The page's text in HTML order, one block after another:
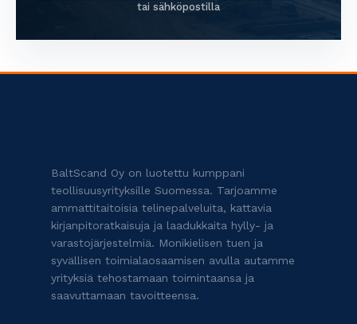
tai sähköpostilla
BaltScand Oy on luotettu kumppani
teollisuusyrityksille Suomessa. Tarjoamme
ammattitaitoisia telinepalveluita, kattavia
kirjanpitoratkaisuja ja laadukkaita hylly- ja
varastojärjestelmiä. Monikielisen tuen ja
syvällisen toimialaosaamisen avulla autamme
yrityksiä tehostamaan toimintaansa ja
saavuttamaan tavoitteensa.